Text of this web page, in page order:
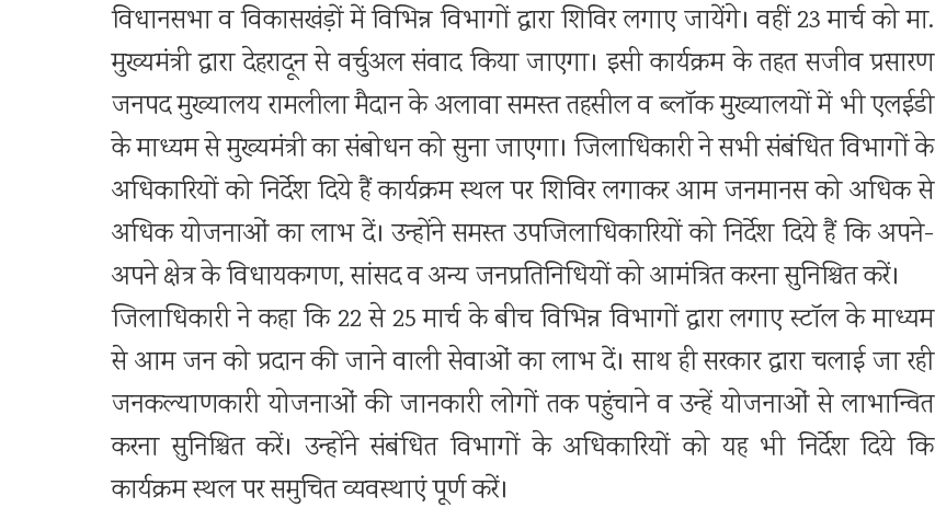
विधानसभा व विकासखंड़ों में विभिन्न विभागों द्वारा शिविर लगाए जायेंगे। वहीं 23 मार्च को मा.
मुख्यमंत्री द्वारा देहरादून से वर्चुअल संवाद किया जाएगा। इसी कार्यक्रम के तहत सजीव प्रसारण
जनपद मुख्यालय रामलीला मैदान के अलावा समस्त तहसील व ब्लॉक मुख्यालयों में भी एलईडी
के माध्यम से मुख्यमंत्री का संबोधन को सुना जाएगा। जिलाधिकारी ने सभी संबंधित विभागों के
अधिकारियों को निर्देश दिये हैं कार्यक्रम स्थल पर शिविर लगाकर आम जनमानस को अधिक से
अधिक योजनाओं का लाभ दें। उन्होंने समस्त उपजिलाधिकारियों को निर्देश दिये हैं कि अपने-
अपने क्षेत्र के विधायकगण, सांसद व अन्य जनप्रतिनिधियों को आमंत्रित करना सुनिश्चित करें।
जिलाधिकारी ने कहा कि 22 से 25 मार्च के बीच विभिन्न विभागों द्वारा लगाए स्टॉल के माध्यम
से आम जन को प्रदान की जाने वाली सेवाओं का लाभ दें। साथ ही सरकार द्वारा चलाई जा रही
जनकल्याणकारी योजनाओं की जानकारी लोगों तक पहुंचाने व उन्हें योजनाओं से लाभान्वित
करना सुनिश्चित करें। उन्होंने संबंधित विभागों के अधिकारियों को यह भी निर्देश दिये कि
कार्यक्रम स्थल पर समुचित व्यवस्थाएं पूर्ण करें।